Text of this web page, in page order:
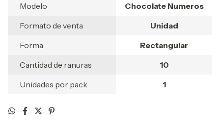
Modelo
Chocolate Numeros
Formato de venta
Unidad
Forma
Rectangular
Cantidad de ranuras
10
Unidades por pack
1